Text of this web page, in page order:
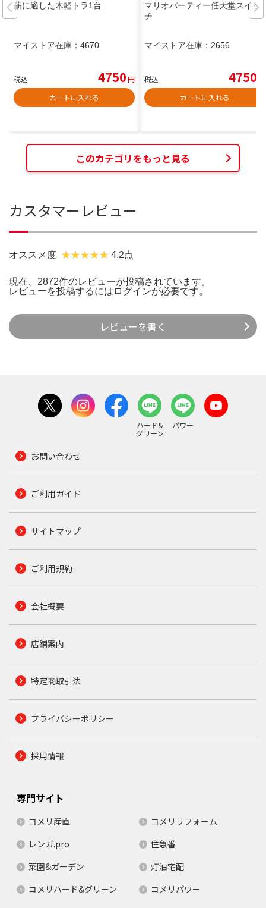
薪に適した木軽トラ1台
マイストア在庫： 4670
税込 4750円
カートに入れる
マリオパーティー任天堂スイッ
チ
マイストア在庫： 2656
税込 4750
カートに入れる
このカテゴリをもっと見る
カスタマーレビュー
オススメ度 4.2点
現在、2872件のレビューが投稿されています。
レビューを投稿するには ログインが必要です。
レビューを書く
ハード&
グリーン
パワー
お問い合わせ
ご利用ガイド
サイトマップ
ご利用規約
会社概要
店舗案内
特定商取引法
プライバシーポリシー
採用情報
専門サイト
コメリ産直
コメリリフォーム
レンガ.pro
住急番
菜園&ガーデン
灯油宅配
コメリハード&グリーン
コメリパワー